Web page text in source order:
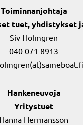
Toiminnanjohtaja
tuet, yhdistykset
Siv Holmgren
040 071 8913
Hankeneuvoja
Yritystuet
Hanna Hermansson